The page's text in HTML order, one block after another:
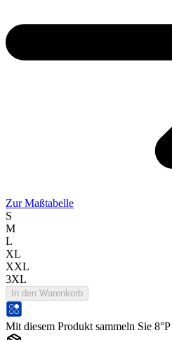
Zur Maßtabelle
S
M
L
XL
XXL
3XL
In den Warenkorb
Mit diesem Produkt sammeln Sie 8°P